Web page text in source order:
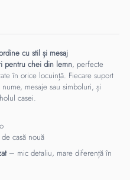
cu stil și mesaj
pentru chei din lemn, perfecte
în orice locuință. Fiecare suport
mesaje sau simboluri, și
casei.
casă nouă
– mic detaliu, mare diferență în